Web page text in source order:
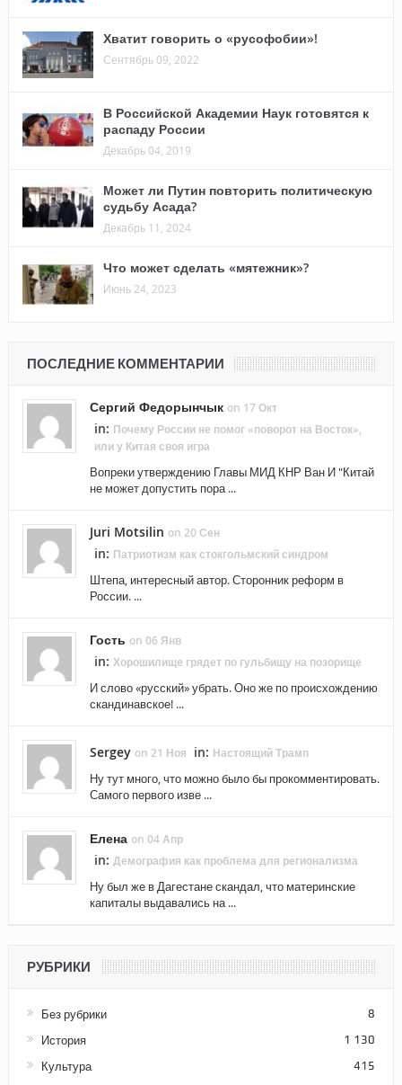
Хватит говорить о «русофобии»!
Сентябрь 09, 2022
В Российской Академии Наук готовятся к
распаду России
Декабрь 04, 2019
Может ли Путин повторить политическую
судьбу Асада?
Декабрь 11, 2024
Что может сделать «мятежник»?
Июнь 24, 2023
ПОСЛЕДНИЕ КОММЕНТАРИИ
Сергий Федорынчык on 17 Окт
in: Почему России не помог «поворот на Восток»,
или у Китая своя игра
Вопреки утверждению Главы МИД КНР Ван И "Китай
не может допустить пора ...
Juri Motsilin on 20 Сен
in: Патриотизм как стокгольмский синдром
Штепа, интересный автор. Сторонник реформ в
России. ...
Гость on 06 Янв
in: Хорошилище грядет по гульбищу на позорище
И слово «русский» убрать. Оно же по происхождению
скандинавское! ...
Sergey on 21 Ноя in: Настоящий Трамп
Ну тут много, что можно было бы прокомментировать.
Самого первого изве ...
Елена on 04 Апр
in: Демография как проблема для регионализма
Ну был же в Дагестане скандал, что материнские
капиталы выдавались на ...
РУБРИКИ
Без рубрики 8
История 1 130
Культура 415